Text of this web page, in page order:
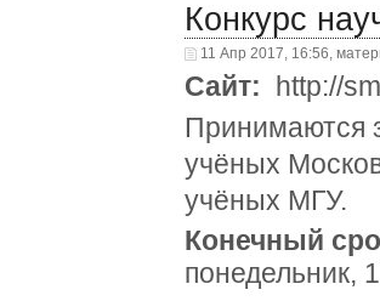
Конкурс
11 Апр 2017, 16:56,
Сайт: http://
Принимаются
учёных
учёных МГУ.
Конечный
понедельник,